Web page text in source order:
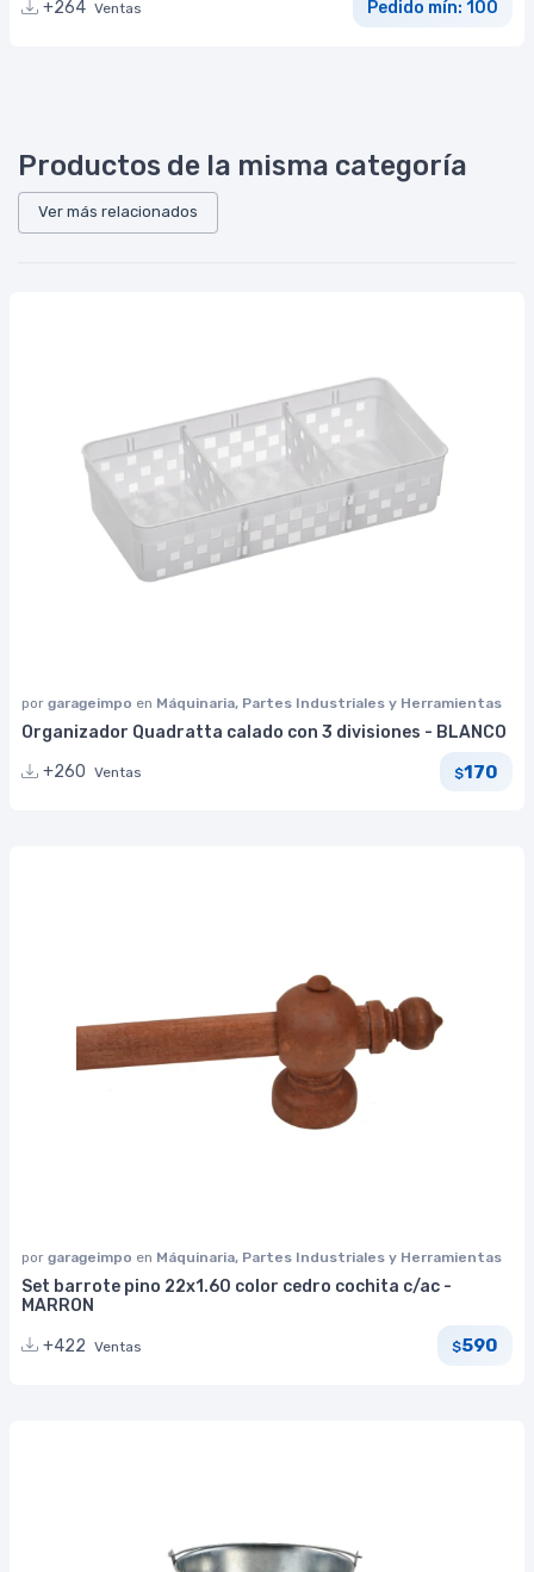
+264 Ventas Pedido mín: 100
Productos de la misma categoría
Ver más relacionados
por garageimpo en Máquinaria, Partes Industriales y Herramientas
Organizador Quadratta calado con 3 divisiones - BLANCO
+260 Ventas $170
por garageimpo en Máquinaria, Partes Industriales y Herramientas
Set barrote pino 22x1.60 color cedro cochita c/ac -
MARRON
+422 Ventas $590